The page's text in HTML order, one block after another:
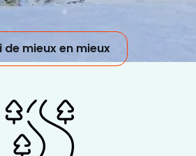
de mieux en mieux